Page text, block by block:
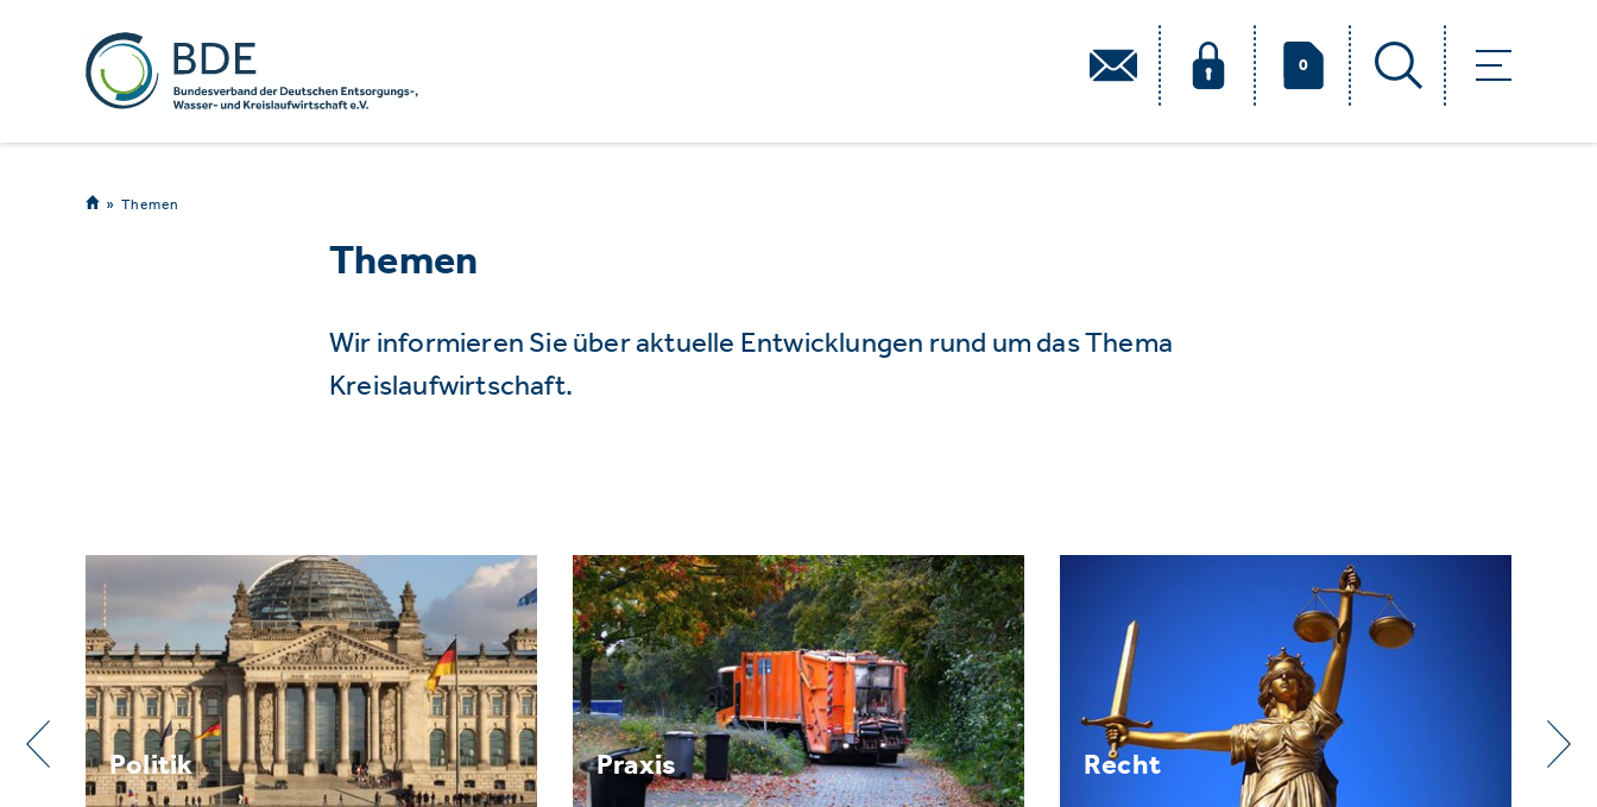
0
Themen
Themen
Wir informieren Sie über aktuelle Entwicklungen rund um das Thema
Kreislaufwirtschaft.
Praxis Recht Verband